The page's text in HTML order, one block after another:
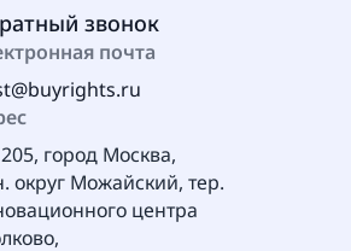
звонок
почта
город Москва,
округ Можайский, тер.
центра